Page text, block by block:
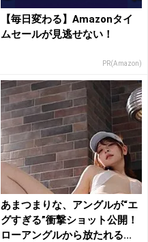
【毎日変わる】Amazonタイ
ムセールが見逃せない！
PR(Amazon)
あまつまりな、アングルが“エ
グすぎる”衝撃ショット公開！
ローアングルから放たれる...